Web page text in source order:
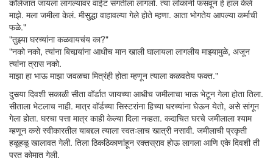
कॉलेजात जायला लागल्यावर वाईट संगतीला लागलो. त्या लोकांनी फसवून हे हाल केले
माझे. मला जमीला केलं. मीसुद्धा वाहावल्या गेले होते म्हणा. आता भोगतेय आपल्या कर्माची
फळे."
"तुझ्या घरच्यांना कळवायचंय का?"
"नको नको, त्यांना बिचार्‍यांना आधीच मान खाली घालायला लागलीय माझ्यामुळे, अजून
त्यांना त्रास नको.
माझा हा भाऊ माझा जवळचा मित्रंही होता म्हणून त्याला कळवतेय फक्त."
दुसर्‍या दिवशी सकाळी सीता वॉर्डात जायच्या आधीच जमीलाचा भाऊ भेटून गेला होता तिला.
सीताला भेटलाच नाही. मात्र वॉर्डच्या सिस्टरांना हिच्या घरच्यांना घेऊन येतो, असे सांगून
गेला होता. घरचा पत्ता मात्र काही केल्या दिला नव्हता. कदाचित घरचे जमीलाला श्याम
म्हणून कसे स्वीकारतील याबद्दल त्याला स्वतःलाच खात्री नसावी. जमीलाची प्रकृती
हळूहळू खालावत गेली. तिला ठिकठिकाणांहून रक्तस्राव होऊ लागला आणि एके दिवशी ती
परत कोमात गेली.